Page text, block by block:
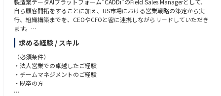
製造業データAIプラットフォーム”CADDi”のField Sales Managerとして、
自ら顧客開拓をすることに加え、US市場における営業戦略の策定から実
行、組織構築までを、CEOやCFOと密に連携しながらリードしていただき
ます。
キャディ米国法人があるシカゴを中心に、US全土の顧客が対象になりま
す。
※本ポジションは米国法人での雇用となります。
＜具体的な職務内容＞
全米での日系関連会社を中心とした新規顧客開拓、既存顧客含む法人営業
（英語・日本語双方での営業活動を想定）
求める経験 / スキル
（必須条件）
・法人営業での卓越したご経験
・チームマネジメントのご経験
・既卒の方